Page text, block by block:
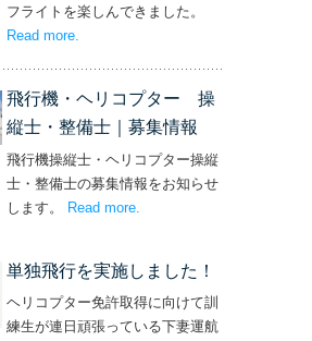
フライトを楽しんできました。
Read more– ‘社長と専務からの嬉しいプレゼン
.
飛行機・ヘリコプター 操
縦士・整備士｜募集情報
飛行機操縦士・ヘリコプター操縦
士・整備士の募集情報をお知らせ
します。
Read more
単独飛行を実施しました！
ヘリコプター免許取得に向けて訓
練生が連日頑張っている下妻運航